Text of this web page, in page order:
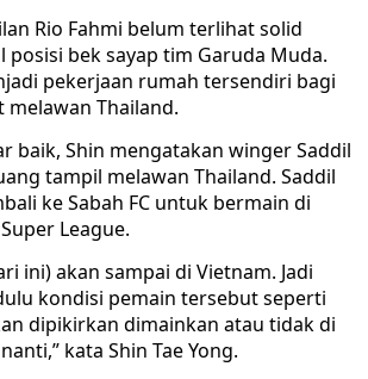
Rio Fahmi belum terlihat solid
posisi bek sayap tim Garuda Muda.
pekerjaan rumah tersendiri bagi
melawan Thailand.
baik, Shin mengatakan winger Saddil
tampil melawan Thailand. Saddil
ke Sabah FC untuk bermain di
League.
ini) akan sampai di Vietnam. Jadi
kondisi pemain tersebut seperti
dipikirkan dimainkan atau tidak di
kata Shin Tae Yong.